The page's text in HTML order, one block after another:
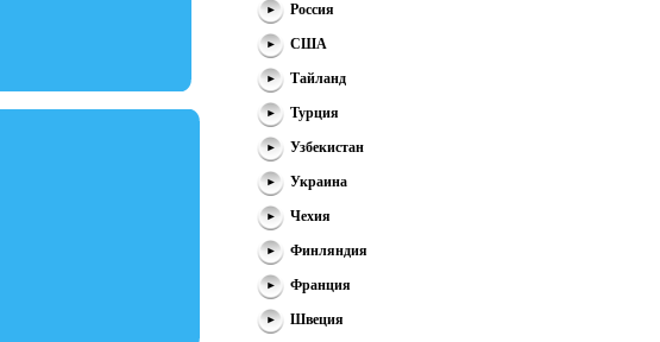
Россия
США
Тайланд
Турция
Узбекистан
Украина
Чехия
Финляндия
Франция
Швеция